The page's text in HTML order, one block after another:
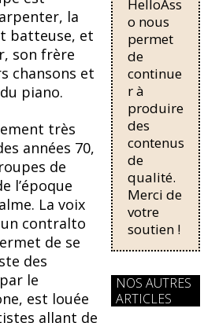
la
batteuse, et
son frère
chansons et
piano.
très
années 70,
de
l’époque
La voix
contralto
de se
des
le
est louée
allant de
pour une
régularisati
on,
passant de
trois...
HelloAss
o nous
permet
de
continue
r à
produire
des
contenus
de
qualité.
Merci de
votre
soutien !
NOS AUTRES
ARTICLES